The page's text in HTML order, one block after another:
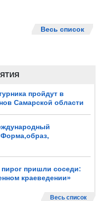
пройдут в
Самарской области
пришли соседи:
краеведении»
Весь список
Весь список